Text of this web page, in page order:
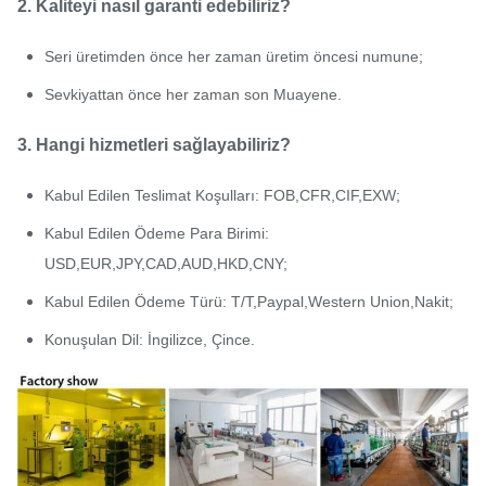
2. Kaliteyi nasıl garanti edebiliriz?
Seri üretimden önce her zaman üretim öncesi numune;
Sevkiyattan önce her zaman son Muayene.
3. Hangi hizmetleri sağlayabiliriz?
Kabul Edilen Teslimat Koşulları: FOB,CFR,CIF,EXW;
Kabul Edilen Ödeme Para Birimi:
USD,EUR,JPY,CAD,AUD,HKD,CNY;
Kabul Edilen Ödeme Türü: T/T,Paypal,Western Union,Nakit;
Konuşulan Dil: İngilizce, Çince.